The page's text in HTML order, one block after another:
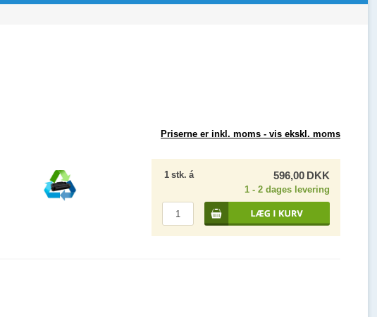
Priserne er inkl. moms - vis ekskl. moms
1 stk. á 596,00 DKK
1 - 2 dages levering